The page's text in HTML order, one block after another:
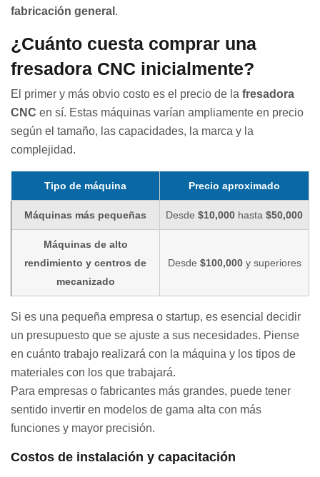
fabricación general .
¿Cuánto cuesta comprar una
fresadora CNC inicialmente?
El primer y más obvio costo es el precio de la fresadora
CNC en sí. Estas máquinas varían ampliamente en precio
según el tamaño, las capacidades, la marca y la
complejidad.
Tipo de máquina Precio aproximado
Máquinas más pequeñas Desde $10,000 hasta $50,000
Máquinas de alto
rendimiento y centros de
mecanizado
Desde $100,000y superiores
Si es una pequeña empresa o startup, es esencial decidir
un presupuesto que se ajuste a sus necesidades. Piense
en cuánto trabajo realizará con la máquina y los tipos de
materiales con los que trabajará.
Para empresas o fabricantes más grandes, puede tener
sentido invertir en modelos de gama alta con más
funciones y mayor precisión.
Costos de instalación y capacitación